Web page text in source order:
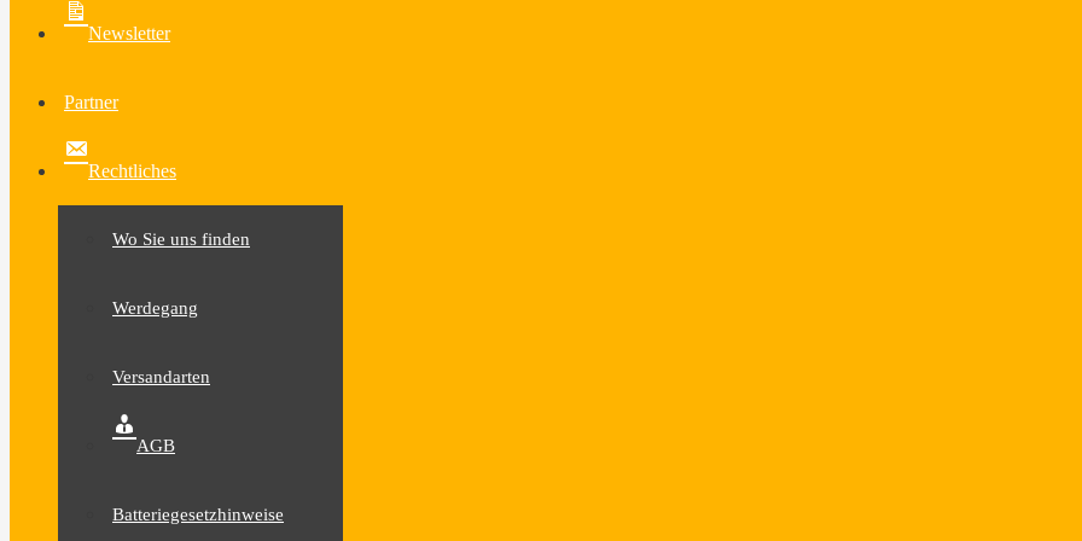
Newsletter
Partner
Rechtliches
Wo Sie uns finden
Werdegang
Versandarten
AGB
Batteriegesetzhinweise